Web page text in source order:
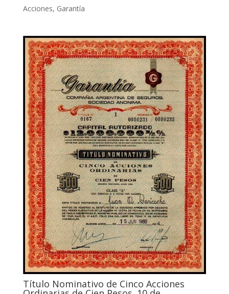
Acciones, Garantía
Título Nominativo de Cinco Acciones